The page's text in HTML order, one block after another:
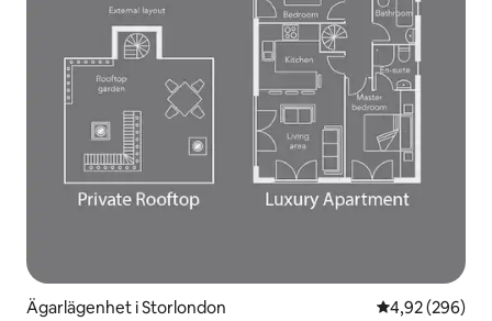
Ägarlägenhet i Storlondon 4,92 av 5 i
4,92 (296)